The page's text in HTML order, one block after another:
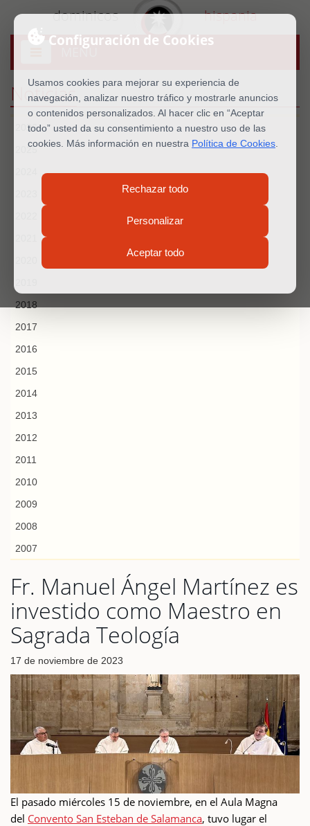
Configuración de Cookies
Usamos cookies para mejorar su experiencia de
navegación, analizar nuestro tráfico y mostrarle anuncios
o contenidos personalizados. Al hacer clic en “Aceptar
todo” usted da su consentimiento a nuestro uso de las
cookies. Más información en nuestra Política de Cookies
Rechazar todo
Personalizar
Aceptar todo
dominicos hispania
MENU
Noticias
2026
2025
2018
2017
2016
2015
2014
2013
2012
2011
2010
2009
2008
2007
Fr. Manuel Ángel Martínez es
investido como Maestro en
Sagrada Teología
17 de noviembre de 2023
El pasado miércoles 15 de noviembre, en el Aula Magna
del Convento San Esteban de Salamanca, tuvo lugar el